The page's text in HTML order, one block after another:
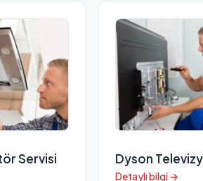
Servisi Dyson
Detaylı bilgi →